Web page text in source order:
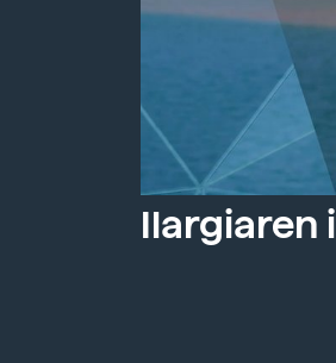
Ilargiaren